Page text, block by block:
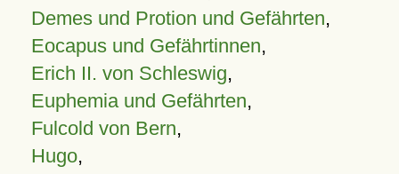
Demes und Protion und Gefährten,
Eocapus und Gefährtinnen,
Erich II. von Schleswig,
Euphemia und Gefährten,
Fulcold von Bern,
Hugo,